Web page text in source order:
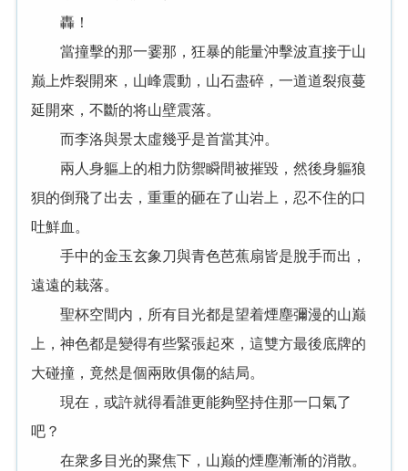
轟！
當撞擊的那一霎那，狂暴的能量沖擊波直接于山
巅上炸裂開來，山峰震動，山石盡碎，一道道裂痕蔓
延開來，不斷的将山壁震落。
而李洛與景太虛幾乎是首當其沖。
兩人身軀上的相力防禦瞬間被摧毀，然後身軀狼
狽的倒飛了出去，重重的砸在了山岩上，忍不住的口
吐鮮血。
手中的金玉玄象刀與青色芭蕉扇皆是脫手而出，
遠遠的栽落。
聖杯空間内，所有目光都是望着煙塵彌漫的山巅
上，神色都是變得有些緊張起來，這雙方最後底牌的
大碰撞，竟然是個兩敗俱傷的結局。
現在，或許就得看誰更能夠堅持住那一口氣了
吧？
在衆多目光的聚焦下，山巅的煙塵漸漸的消散。